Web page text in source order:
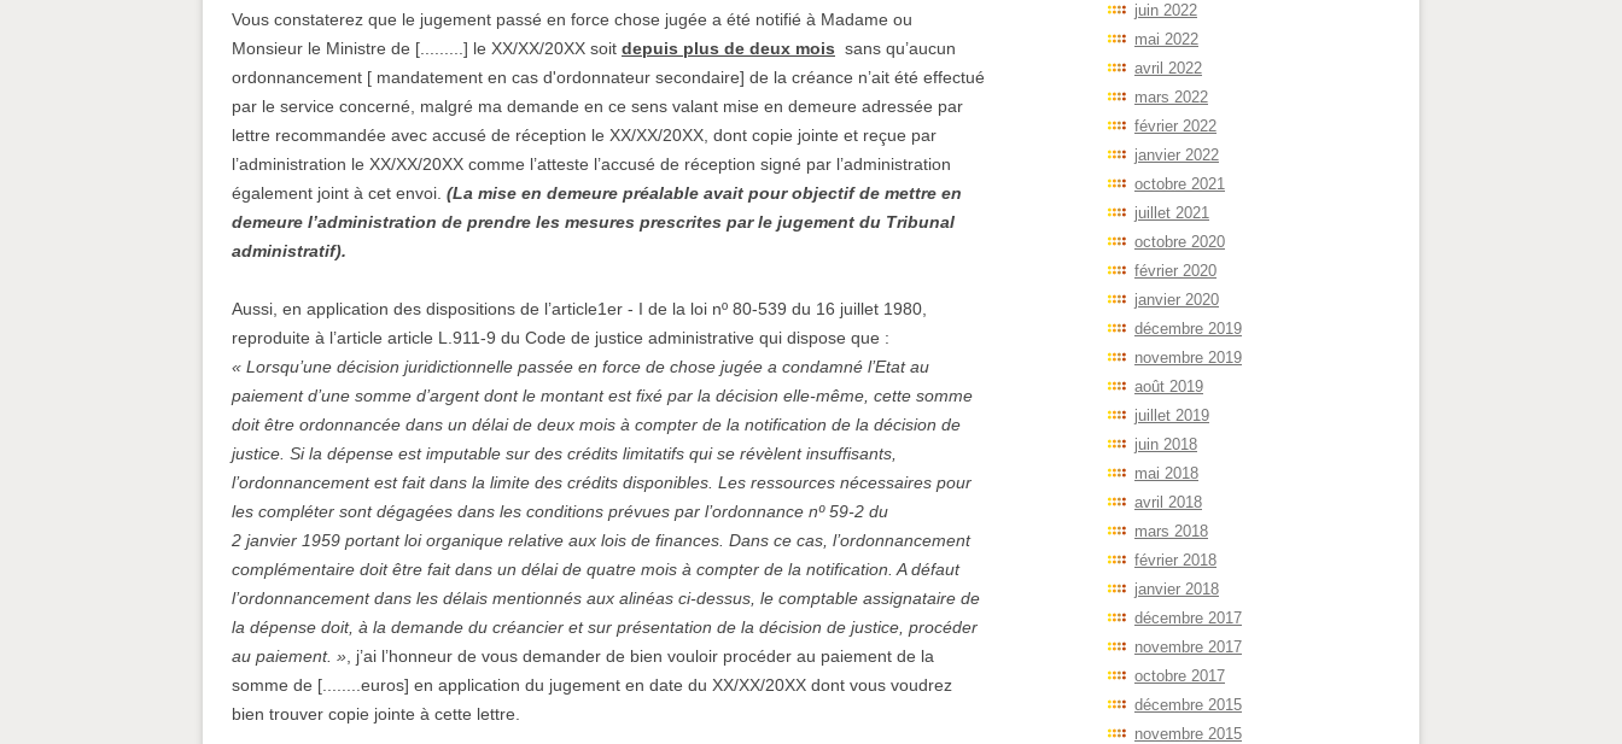
Vous constaterez que le jugement passé en force chose jugée a été notifié à Madame ou
Monsieur le Ministre de [.........] le XX/XX/20XX soit depuis plus de deux mois sans qu’aucun
ordonnancement [ mandatement en cas d'ordonnateur secondaire] de la créance n’ait été effectué
par le service concerné, malgré ma demande en ce sens valant mise en demeure adressée par
lettre recommandée avec accusé de réception le XX/XX/20XX, dont copie jointe et reçue par
l’administration le XX/XX/20XX comme l’atteste l’accusé de réception signé par l’administration
également joint à cet envoi. (La mise en demeure préalable avait pour objectif de mettre en
demeure l’administration de prendre les mesures prescrites par le jugement du Tribunal
administratif).
Aussi, en application des dispositions de l’article1er - I de la loi nº 80-539 du 16 juillet 1980,
reproduite à l’article article L.911-9 du Code de justice administrative qui dispose que :
« Lorsqu’une décision juridictionnelle passée en force de chose jugée a condamné l’Etat au
paiement d’une somme d’argent dont le montant est fixé par la décision elle-même, cette somme
doit être ordonnancée dans un délai de deux mois à compter de la notification de la décision de
justice. Si la dépense est imputable sur des crédits limitatifs qui se révèlent insuffisants,
l’ordonnancement est fait dans la limite des crédits disponibles. Les ressources nécessaires pour
les compléter sont dégagées dans les conditions prévues par l’ordonnance nº 59-2 du
2 janvier 1959 portant loi organique relative aux lois de finances. Dans ce cas, l’ordonnancement
complémentaire doit être fait dans un délai de quatre mois à compter de la notification. A défaut
l’ordonnancement dans les délais mentionnés aux alinéas ci-dessus, le comptable assignataire de
la dépense doit, à la demande du créancier et sur présentation de la décision de justice, procéder
au paiement. » , j’ai l’honneur de vous demander de bien vouloir procéder au paiement de la
somme de [........euros] en application du jugement en date du XX/XX/20XX dont vous voudrez
bien trouver copie jointe à cette lettre.
juin 2022
mai 2022
avril 2022
mars 2022
février 2022
janvier 2022
octobre 2021
juillet 2021
octobre 2020
février 2020
janvier 2020
décembre 2019
novembre 2019
août 2019
juillet 2019
juin 2018
mai 2018
avril 2018
mars 2018
février 2018
janvier 2018
décembre 2017
novembre 2017
octobre 2017
décembre 2015
novembre 2015